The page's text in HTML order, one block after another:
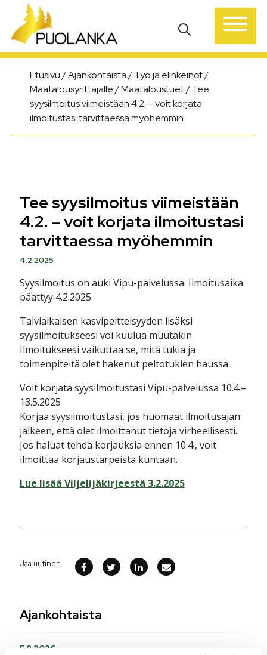
Päävalikko
Etusivu/Ajankohtaista/Työ ja elinkeinot/
Maatalousyrittäjälle/Maataloustuet/Tee
syysilmoitus viimeistään 4.2. – voit korjata
ilmoitustasi tarvittaessa myöhemmin
Tee syysilmoitus viimeistään
4.2. – voit korjata ilmoitustasi
tarvittaessa myöhemmin
4.2.2025
Syysilmoitus on auki Vipu-palvelussa. Ilmoitusaika
päättyy 4.2.2025.
Talviaikaisen kasvipeitteisyyden lisäksi
syysilmoitukseesi voi kuulua muutakin.
Ilmoitukseesi vaikuttaa se, mitä tukia ja
toimenpiteitä olet hakenut peltotukien haussa.
Voit korjata syysilmoitustasi Vipu-palvelussa 10.4.–
13.5.2025
Korjaa syysilmoitustasi, jos huomaat ilmoitusajan
jälkeen, että olet ilmoittanut tietoja virheellisesti.
Jos haluat tehdä korjauksia ennen 10.4., voit
ilmoittaa korjaustarpeista kuntaan.
Lue lisää Viljelijäkirjeestä 3.2.2025
Jaa uutinen
Ajankohtaista
5.8.2026